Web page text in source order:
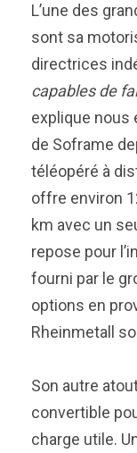
L’une des
sont sa
directrices
capables de
explique nous
de Soframe
téléopéré à
offre environ
km avec un
repose pour
fourni par le
options en
Rheinmetall
Son autre
convertible
charge utile.